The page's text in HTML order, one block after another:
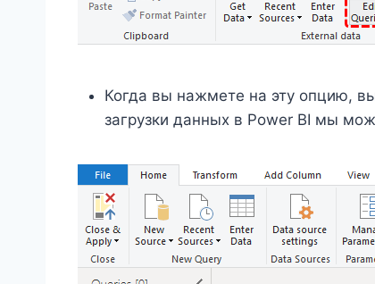
Когда вы нажмете на эту опцию,
загрузки данных в Power BI мы